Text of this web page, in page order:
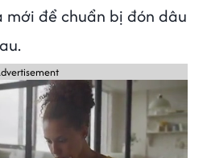
mới để chuẩn bị đón dâu